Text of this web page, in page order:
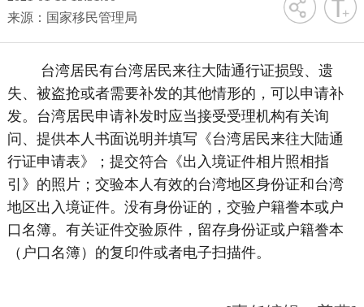
来源：国家移民管理局
台湾居民有台湾居民来往大陆通行证损毁、遗
失、被盗抢或者需要补发的其他情形的，可以申请补
发。台湾居民申请补发时应当接受受理机构有关询
问、提供本人书面说明并填写《台湾居民来往大陆通
行证申请表》；提交符合《出入境证件相片照相指
引》的照片；交验本人有效的台湾地区身份证和台湾
地区出入境证件。没有身份证的，交验户籍誊本或户
口名簿。有关证件交验原件，留存身份证或户籍誊本
（户口名簿）的复印件或者电子扫描件。